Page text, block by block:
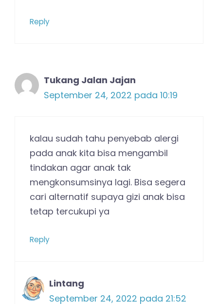
Reply
Tukang Jalan Jajan
September 24, 2022 pada 10:19
kalau sudah tahu penyebab alergi
pada anak kita bisa mengambil
tindakan agar anak tak
mengkonsumsinya lagi. Bisa segera
cari alternatif supaya gizi anak bisa
tetap tercukupi ya
Reply
Lintang
September 24, 2022 pada 21:52